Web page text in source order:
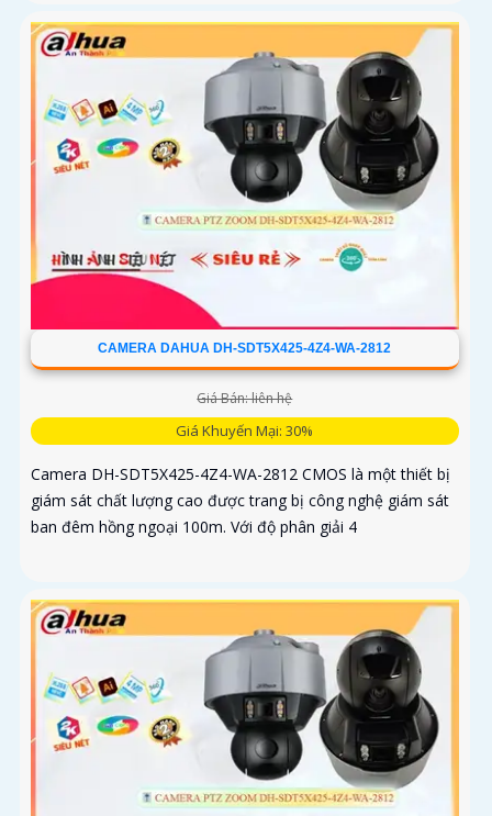
CAMERA DAHUA DH-SDT5X425-4Z4-WA-2812
Giá Bán: liên hệ
Giá Khuyến Mại: 30%
Camera DH-SDT5X425-4Z4-WA-2812 CMOS là một thiết bị
giám sát chất lượng cao được trang bị công nghệ giám sát
ban đêm hồng ngoại 100m. Với độ phân giải 4